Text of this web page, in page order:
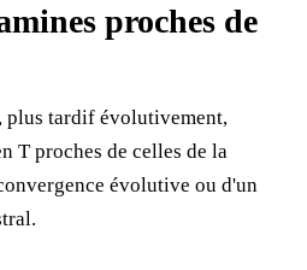
proches de
tardif évolutivement,
T proches de celles de la
évolutive ou d'un